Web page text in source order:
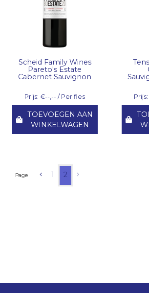
Scheid Family Wines
Pareto's Estate
Cabernet Sauvignon
Prijs: €--,-- / Per fles
TOEVOEGEN AAN
WINKELWAGEN
Page 1 2